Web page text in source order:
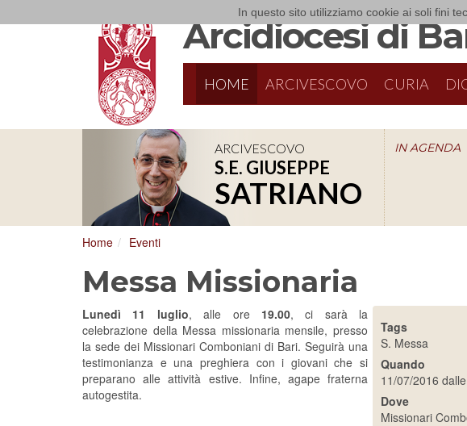
In questo sito utilizziamo cookie ai soli fini
Arcidiocesi di
HOME ARCIVESCOVO CURIA
ARCIVESCOVO
S.E. GIUSEPPE
SATRIANO
IN AGENDA
Home Eventi
Messa Missionaria
Tags
S. Messa
Quando
11/07/2016 dalle
Dove
Missionari
Lunedì 11 luglio, alle ore 19.00, ci sarà la
celebrazione della Messa missionaria mensile, presso
la sede dei Missionari Comboniani di Bari. Seguirà una
testimonianza e una preghiera con i giovani che si
preparano alle attività estive. Infine, agape fraterna
autogestita.